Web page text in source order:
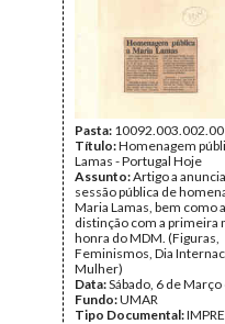
Pasta:
Título:Homenagem
Lamas - Portugal Hoje
Assunto:Artigo a
sessão pública de
Maria Lamas, bem como
distinção com a primeira
honra do MDM. (Figuras,
Feminismos, Dia
Mulher)
Data:Sábado, 6 de
Fundo:UMAR
Tipo Documental: